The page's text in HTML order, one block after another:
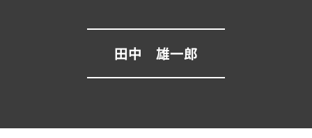
田中 雄一郎